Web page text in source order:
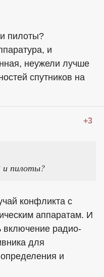
пилоты?
и
неужели лучше
спутников на
+3
пилоты?
конфликта с
аппаратам. И
включение радио-
для
и